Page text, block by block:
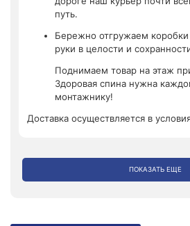
путь.
Бережно отгружаем
руки в целости и
Поднимаем товар на этаж
Здоровая спина нужна
монтажнику!
Доставка осуществляется в
ПОКАЗАТЬ ЕЩЕ